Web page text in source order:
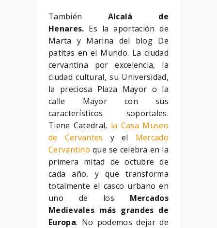
También Alcalá de
Henares. Es la aportación de
Marta y Marina del blog De
patitas en el Mundo. La ciudad
cervantina por excelencia, la
ciudad cultural, su Universidad,
la preciosa Plaza Mayor o la
calle Mayor con sus
característicos soportales.
Tiene Catedral, la Casa Museo
de Cervantes y el Mercado
Cervantino que se celebra en la
primera mitad de octubre de
cada año, y que transforma
totalmente el casco urbano en
uno de los Mercados
Medievales más grandes de
Europa. No podemos dejar de